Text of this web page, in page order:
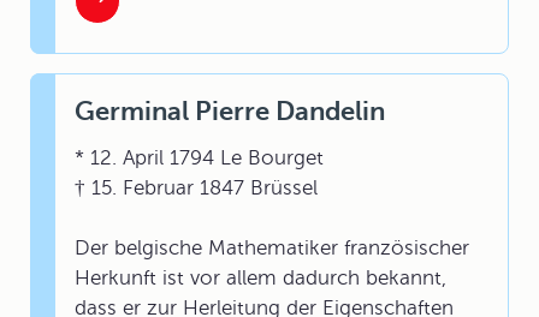
Germinal Pierre Dandelin
* 12. April 1794 Le Bourget
† 15. Februar 1847 Brüssel
Der belgische Mathematiker französischer
Herkunft ist vor allem dadurch bekannt,
dass er zur Herleitung der Eigenschaften